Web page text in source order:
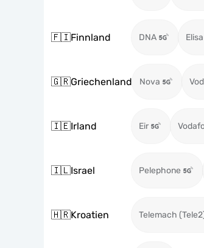
🇫🇮Finnland DNA Elisa
🇬🇷Griechenland Nova
🇮🇪Irland Eir
🇮🇱Israel Pelephone
🇭🇷Kroatien Telemach